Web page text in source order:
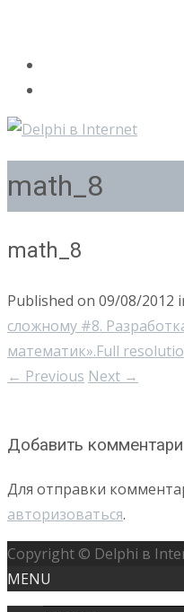
math_8
math_8
Published on 09/08/2012
сложному #8.
математик».Full
← Previous Next →
Добавить
Для отправки
авторизоваться.
Copyright © Delphi в
MENU